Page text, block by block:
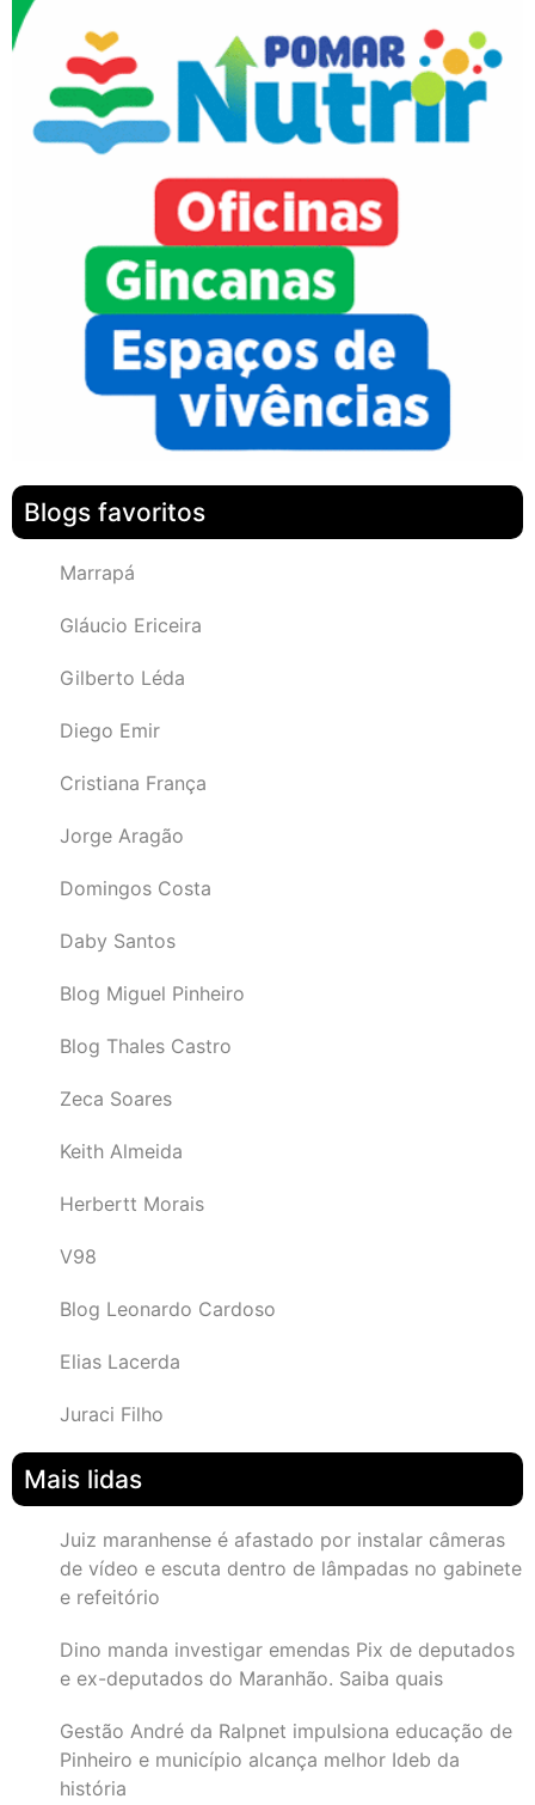
Blogs favoritos
Marrapá
Gláucio Ericeira
Gilberto Léda
Diego Emir
Cristiana França
Jorge Aragão
Domingos Costa
Daby Santos
Blog Miguel Pinheiro
Blog Thales Castro
Zeca Soares
Keith Almeida
Herbertt Morais
V98
Blog Leonardo Cardoso
Elias Lacerda
Juraci Filho
Mais lidas
Juiz maranhense é afastado por instalar câmeras
de vídeo e escuta dentro de lâmpadas no gabinete
e refeitório
Dino manda investigar emendas Pix de deputados
e ex-deputados do Maranhão. Saiba quais
Gestão André da Ralpnet impulsiona educação de
Pinheiro e município alcança melhor Ideb da
história